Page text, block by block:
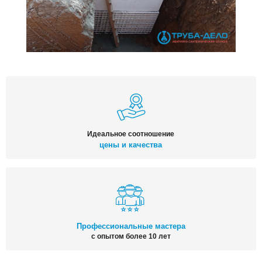
Идеальное соотношение
цены и качества
Профессиональные мастера
с опытом более 10 лет